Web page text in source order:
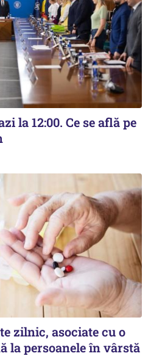
la 12:00. Ce se află pe
zilnic, asociate cu o
la persoanele în vârstă